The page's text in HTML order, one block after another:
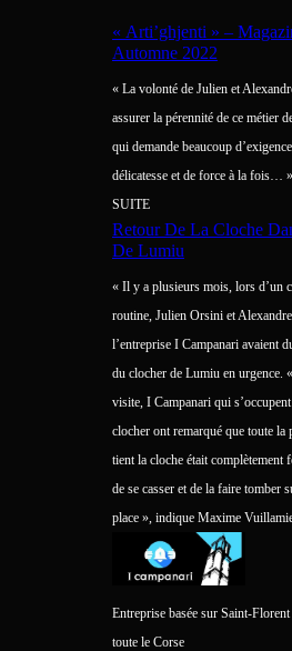
« Arti’ghjenti » –
Automne 2022
« La volonté de Julien et
assurer la pérennité de ce métier
qui demande beaucoup
délicatesse et de force à la fois…
SUITE
Retour De La Cloche
De Lumiu
« Il y a plusieurs mois, lors d’un
routine, Julien Orsini et
l’entreprise I Campanari avaient
du clocher de Lumiu en urgence.
visite, I Campanari qui
clocher ont remarqué que toute la
tient la cloche était complètement
de se casser et de la faire tomber
place », indique Maxime
Entreprise basée sur Saint-Florent
toute le Corse